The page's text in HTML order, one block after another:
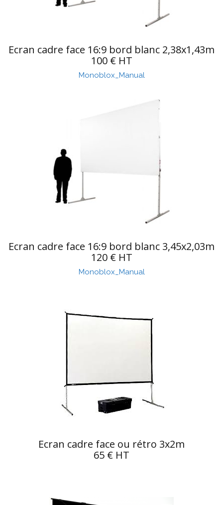
Ecran cadre face 16:9 bord blanc 2,38x1,43m
100 € HT
Monoblox_Manual
Ecran cadre face 16:9 bord blanc 3,45x2,03m
120 € HT
Monoblox_Manual
Ecran cadre face ou rétro 3x2m
65 € HT